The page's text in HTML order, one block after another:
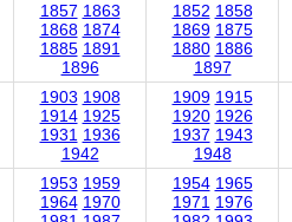
1857 1863
1868 1874
1885 1891
1896
1852 1858
1869 1875
1880 1886
1897
1903 1908
1914 1925
1931 1936
1942
1909 1915
1920 1926
1937 1943
1948
1953 1959
1964 1970
1954 1965
1971 1976